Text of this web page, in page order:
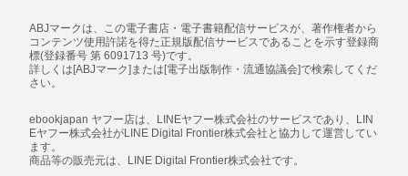
ABJマークは、この電子書店・電子書籍配信サービスが、著作権者から
コンテンツ使用許諾を得た正規版配信サービスであることを示す登録商
標(登録番号 第 6091713 号)です。
詳しくは[ABJマーク]または[電子出版制作・流通協議会]で検索してくだ
さい。
ebookjapan ヤフー店は、LINEヤフー株式会社のサービスであり、LIN
Eヤフー株式会社がLINE Digital Frontier株式会社と協力して運営してい
ます。
商品等の販売元は、LINE Digital Frontier株式会社です。